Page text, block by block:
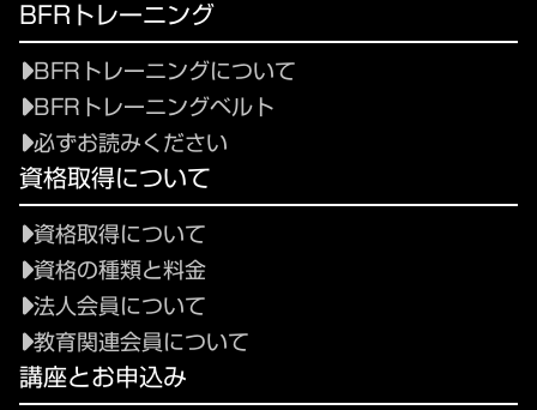
BFRトレーニング
BFRトレーニングについて
BFRトレーニングベルト
必ずお読みください
資格取得について
資格取得について
資格の種類と料金
法人会員について
教育関連会員について
講座とお申込み